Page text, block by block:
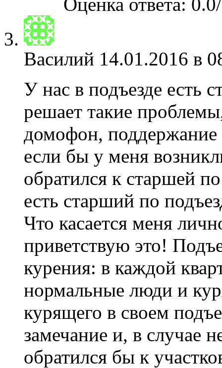
Василий 14.01.2016 в
У нас в подъезде есть
решает такие
домофон, поддержание
если бы у меня
обратился к старшей
есть старший по
Что касается меня
приветствую это!
курения: в каждой
нормальные люди и
курящего в своем
замечание и, в случае
обратился бы к